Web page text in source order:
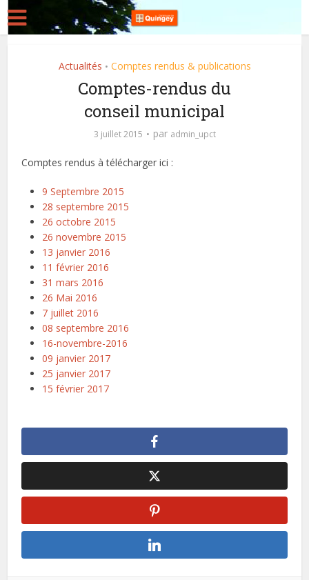
Actualités • Comptes rendus & publications
Comptes-rendus du
conseil municipal
3 juillet 2015 par admin_upct
Comptes rendus à télécharger ici :
9 Septembre 2015
28 septembre 2015
26 octobre 2015
26 novembre 2015
13 janvier 2016
11 février 2016
31 mars 2016
26 Mai 2016
7 juillet 2016
08 septembre 2016
16-novembre-2016
09 janvier 2017
25 janvier 2017
15 février 2017